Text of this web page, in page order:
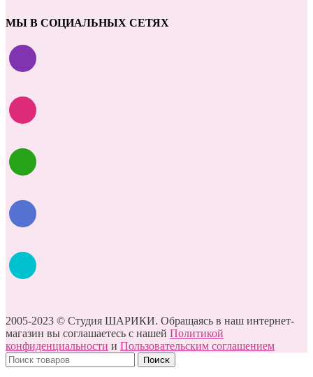
МЫ В СОЦИАЛЬНЫХ СЕТЯХ
2005-2023 © Студия ШАРИКИ. Обращаясь в наш интернет-
магазин вы соглашаетесь с нашей Политикой
конфиденциальности и Пользовательским соглашением
Поиск